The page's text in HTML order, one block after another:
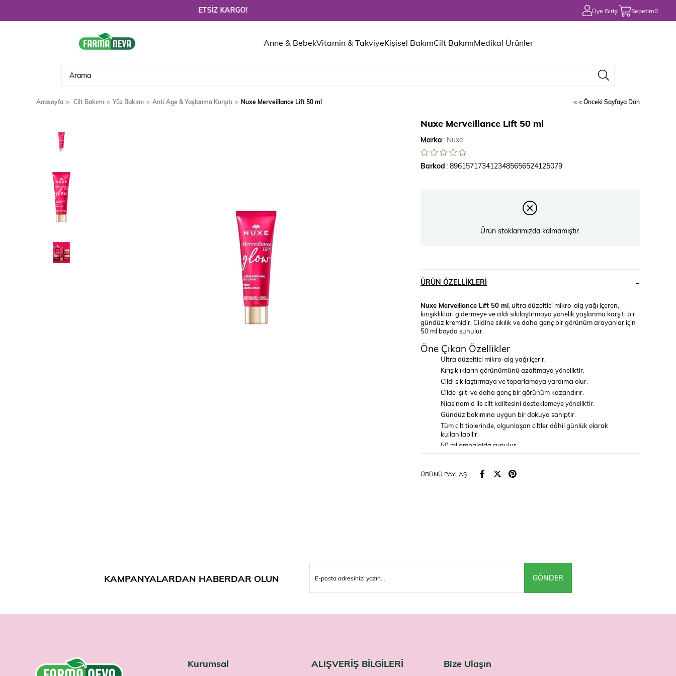
ÜCRETSİZ KARGO! Üye Girişi Sepetim0
Anne & BebekVitamin & TakviyeKişisel BakımCilt BakımıMedikal Ürünler
Anasayfa Cilt Bakımı Yüz Bakımı Anti Age & Yaşlanma Karşıtı Nuxe Merveillance Lift 50 ml < < Önceki Sayfaya Dön
Nuxe Merveillance Lift 50 ml
Marka : Nuxe
Barkod :8961571734123485656524125079
Ürün stoklarımızda kalmamıştır.
ÜRÜN ÖZELLIKLERI
Nuxe Merveillance Lift 50 ml , ultra düzeltici mikro-alg yağı içeren,
kırışıklıkları gidermeye ve cildi sıkılaştırmaya yönelik yaşlanma karşıtı bir
gündüz kremidir. Cildine sıkılık ve daha genç bir görünüm arayanlar için
50 ml boyda sunulur.
Öne Çıkan Özellikler
Ultra düzeltici mikro-alg yağı içerir.
Kırışıklıkların görünümünü azaltmaya yöneliktir.
Cildi sıkılaştırmaya ve toparlamaya yardımcı olur.
Cilde ışıltı ve daha genç bir görünüm kazandırır.
Niasinamid ile cilt kalitesini desteklemeye yöneliktir.
Gündüz bakımına uygun bir dokuya sahiptir.
Tüm cilt tiplerinde, olgunlaşan ciltler dâhil günlük olarak
kullanılabilir.
50 ml ambalajda sunulur.
Nasıl Kullanılır?
Cildine sıkılaştırıcı, yaşlanma karşıtı bir gündüz kremi arayanlar Nuxe
ÜRÜNÜ PAYLAŞ :
KAMPANYALARDAN HABERDAR OLUN GÖNDER
Kurumsal ALIŞVERİŞ BİLGİLERİ Bize Ulaşın